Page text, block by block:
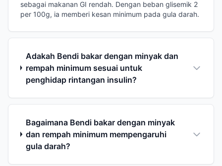
sebagai makanan GI rendah. Dengan beban glisemik 2
per 100g, ia memberi kesan minimum pada gula darah.
Adakah Bendi bakar dengan minyak dan
rempah minimum sesuai untuk
penghidap rintangan insulin?
Bagaimana Bendi bakar dengan minyak
dan rempah minimum mempengaruhi
gula darah?